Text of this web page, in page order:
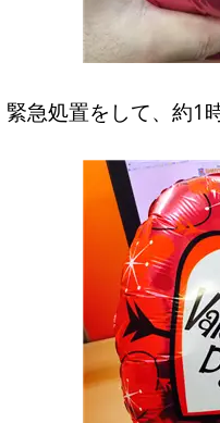
緊急処置をして、約1